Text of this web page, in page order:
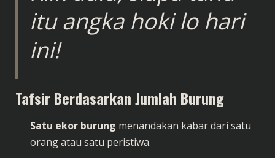
itu angka hoki lo hari
ini!
Tafsir Berdasarkan Jumlah Burung
Satu ekor burung menandakan kabar dari satu
orang atau satu peristiwa.